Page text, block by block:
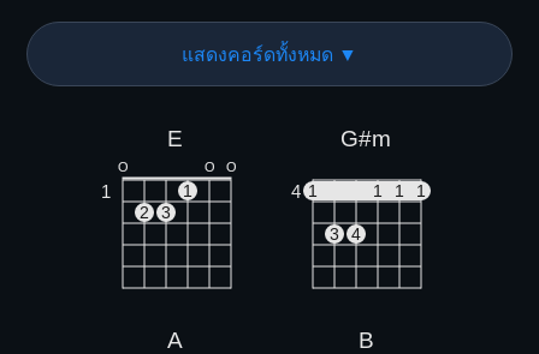
แสดงคอร์ดทั้งหมด ▼
E
O O O
1
1
2
3
G#m
4 1 1 1 1
3 4
A B